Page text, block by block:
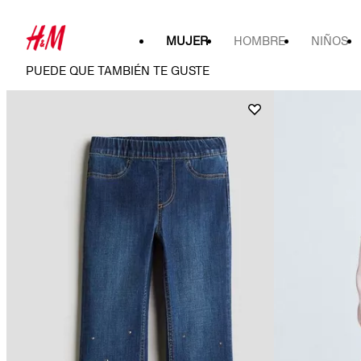
MUJER HOMBRE NIÑOS
PUEDE QUE TAMBIÉN TE GUSTE